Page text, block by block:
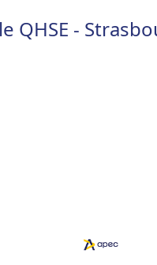
QHSE -